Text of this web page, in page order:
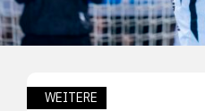
WEITERE